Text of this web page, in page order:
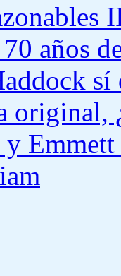
años
sí
original,
y